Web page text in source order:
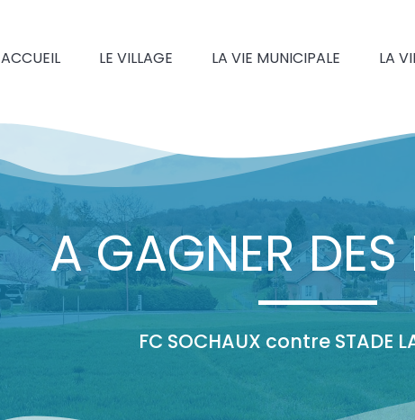
ACCUEIL LE VILLAGE LA VIE MUNICIPALE LA
A GAGNER DES
FC SOCHAUX contre STADE